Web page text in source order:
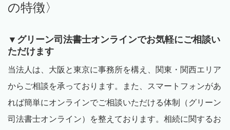
の特徴〉
▼ グリーン司法書士オンラインでお気軽にご相談い
ただけます
当法人は、大阪と東京に事務所を構え、関東・関西エリア
からご相談を承っております。また、スマートフォンがあ
れば簡単にオンラインでご相談いただける体制（グリーン
司法書士オンライン）を整えております。相続に関するお